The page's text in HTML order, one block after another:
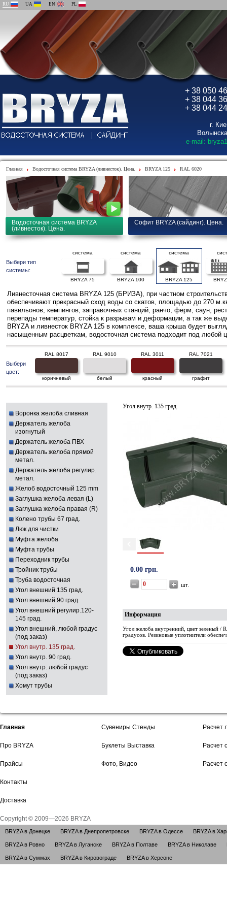
RU UA EN PL
+ 38 050
+ 38 044
+ 38 044
г.
e-mail:
Главная Водосточная система BRYZA (ливнесток). Цена. BRYZA 125 RAL 6020
Водосточная система BRYZA
(ливнесток). Цена.
Софит BRYZA (сайдинг). Цена.
Выбери тип
системы:
система
BRYZA 75
система
BRYZA 100
система
BRYZA 125
Ливнесточная система BRYZA 125 (БРИЗА), при частном
обеспечивают прекрасный сход воды со скатов, площадью до 270
павильонов, кемпингов, заправочных станций, ранчо, ферм, саун,
перепады температур, стойка к разрывам и деформации, а так же
BRYZA и ливнесток BRYZA 125 в комплексе, ваша крыша будет
насыщенным расцветкам, водосточная система подходит под любой
Выбери
цвет:
RAL 8017
коричневый
RAL 9010
белый
RAL 3011
красный
RAL 7021
графит
Воронка желоба сливная
Держатель желоба
изогнутый
Держатель желоба ПВХ
Держатель желоба прямой
метал.
Держатель желоба регулир.
метал.
Желоб водосточный 125 mm
Заглушка желоба левая (L)
Заглушка желоба правая (R)
Колено трубы 67 град.
Люк для чистки
Муфта желоба
Муфта трубы
Переходник трубы
Тройник трубы
Труба водосточная
Угол внешний 135 град.
Угол внешний 90 град.
Угол внешний регулир.120-
145 град.
Угол внешний, любой градус
(под заказ)
Угол внутр. 135 град.
Угол внутр. 90 град.
Угол внутр. любой градус
(под заказ)
Хомут трубы
Угол внутр. 135 град.
0.00 грн.
шт.
Информация
Угол желоба внутренний, цвет зеленый /
градусов. Резиновые уплотнители
Главная
Про BRYZA
Прайсы
Контакты
Доставка
Сувениры Стенды
Буклеты Выставка
Фото, Видео
Расчет
Расчет
Расчет
Copyright © 2009—2026 BRYZA
BRYZA в Донецке BRYZA в Днепропетровске BRYZA в Одессе BRYZA в
BRYZA в Ровно BRYZA в Луганске BRYZA в Полтаве BRYZA в Николаве
BRYZA в Суммах BRYZA в Кировограде BRYZA в Херсоне